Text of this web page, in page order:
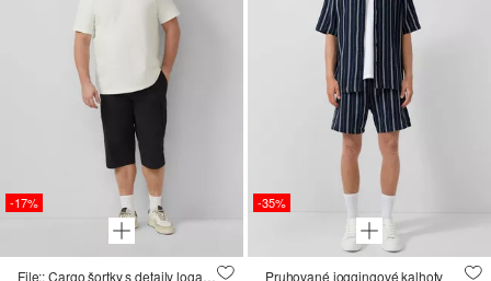
-17%
File:: Cargo šortky s detaily loga ve volnějším střihu Relaxed Fit
-35%
Pruhované joggingové kalhoty